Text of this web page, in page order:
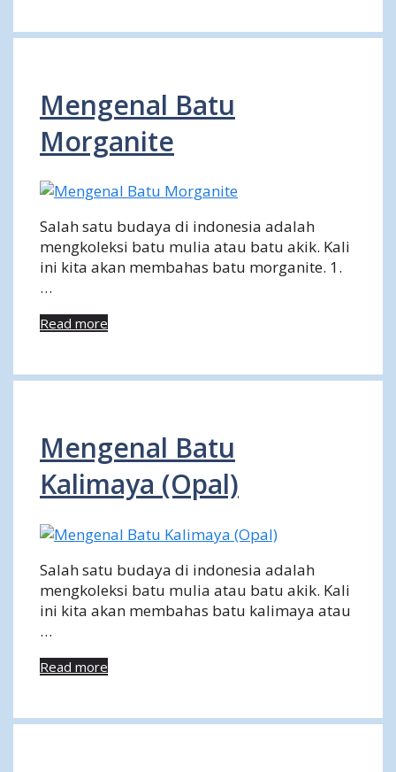
Mengenal Batu
Morganite
Salah satu budaya di indonesia adalah
mengkoleksi batu mulia atau batu akik. Kali
ini kita akan membahas batu morganite. 1.
…
Read more
Mengenal Batu
Kalimaya (Opal)
Salah satu budaya di indonesia adalah
mengkoleksi batu mulia atau batu akik. Kali
ini kita akan membahas batu kalimaya atau
…
Read more